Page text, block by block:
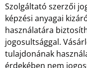
Szolgáltató szerzői
képzési anyagai
használatára
jogosultsággal.
tulajdonának
érdekében nem